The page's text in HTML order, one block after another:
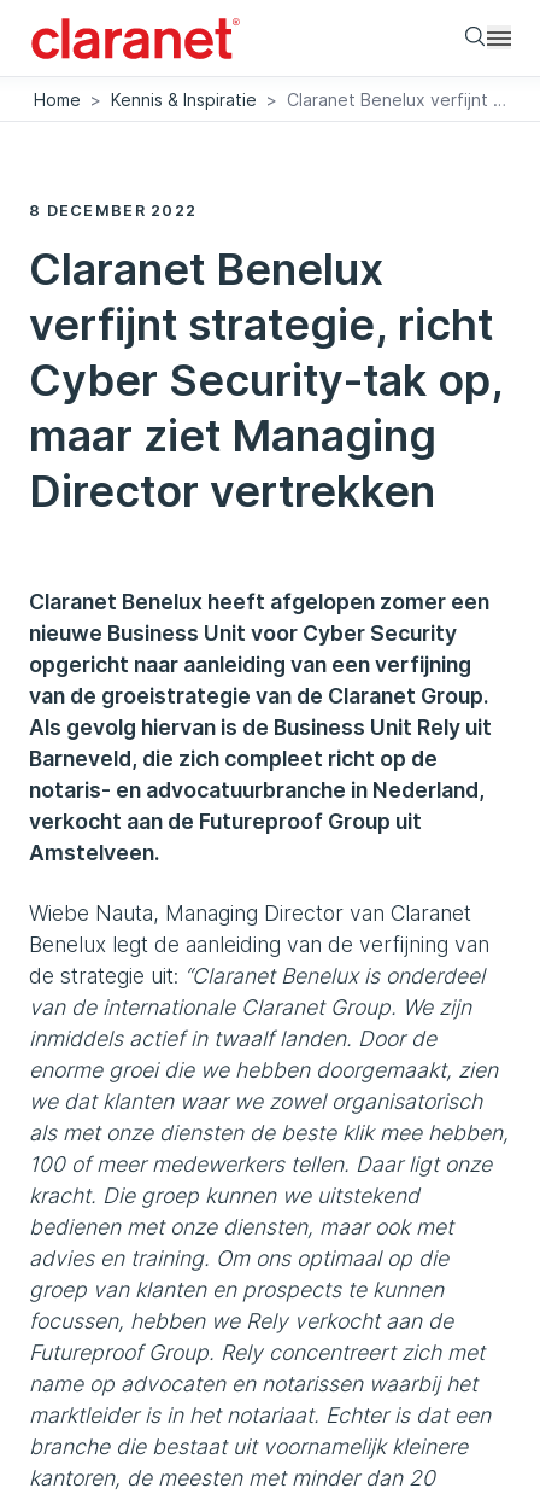
Home > Kennis & Inspiratie > Claranet Benelux verfijnt strategie, richt Cyber Security-tak op, maar ziet Managing Director vertrekken
8 DECEMBER 2022
Claranet Benelux
verfijnt strategie, richt
Cyber Security-tak op,
maar ziet Managing
Director vertrekken
Claranet Benelux heeft afgelopen zomer een
nieuwe Business Unit voor Cyber Security
opgericht naar aanleiding van een verfijning
van de groeistrategie van de Claranet Group.
Als gevolg hiervan is de Business Unit Rely uit
Barneveld, die zich compleet richt op de
notaris- en advocatuurbranche in Nederland,
verkocht aan de Futureproof Group uit
Amstelveen.
Wiebe Nauta, Managing Director van Claranet
Benelux legt de aanleiding van de verfijning van
de strategie uit: “Claranet Benelux is onderdeel
van de internationale Claranet Group. We zijn
inmiddels actief in twaalf landen. Door de
enorme groei die we hebben doorgemaakt, zien
we dat klanten waar we zowel organisatorisch
als met onze diensten de beste klik mee hebben,
100 of meer medewerkers tellen. Daar ligt onze
kracht. Die groep kunnen we uitstekend
bedienen met onze diensten, maar ook met
advies en training. Om ons optimaal op die
groep van klanten en prospects te kunnen
focussen, hebben we Rely verkocht aan de
Futureproof Group. Rely concentreert zich met
name op advocaten en notarissen waarbij het
marktleider is in het notariaat. Echter is dat een
branche die bestaat uit voornamelijk kleinere
kantoren, de meesten met minder dan 20